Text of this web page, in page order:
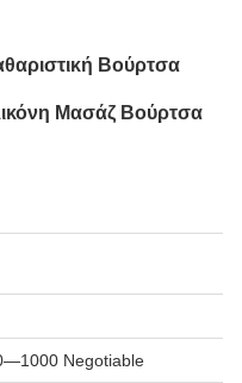
Βούρτσα
Μασάζ Βούρτσα
US$1—US$1.4 50—1000 Negotiable